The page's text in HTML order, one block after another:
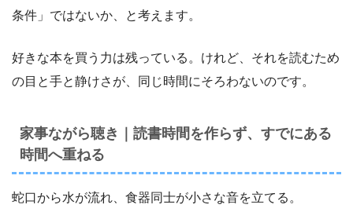
条件」ではないか、と考えます。
好きな本を買う力は残っている。けれど、それを読むため
の目と手と静けさが、同じ時間にそろわないのです。
家事ながら聴き｜読書時間を作らず、すでにある
時間へ重ねる
蛇口から水が流れ、食器同士が小さな音を立てる。